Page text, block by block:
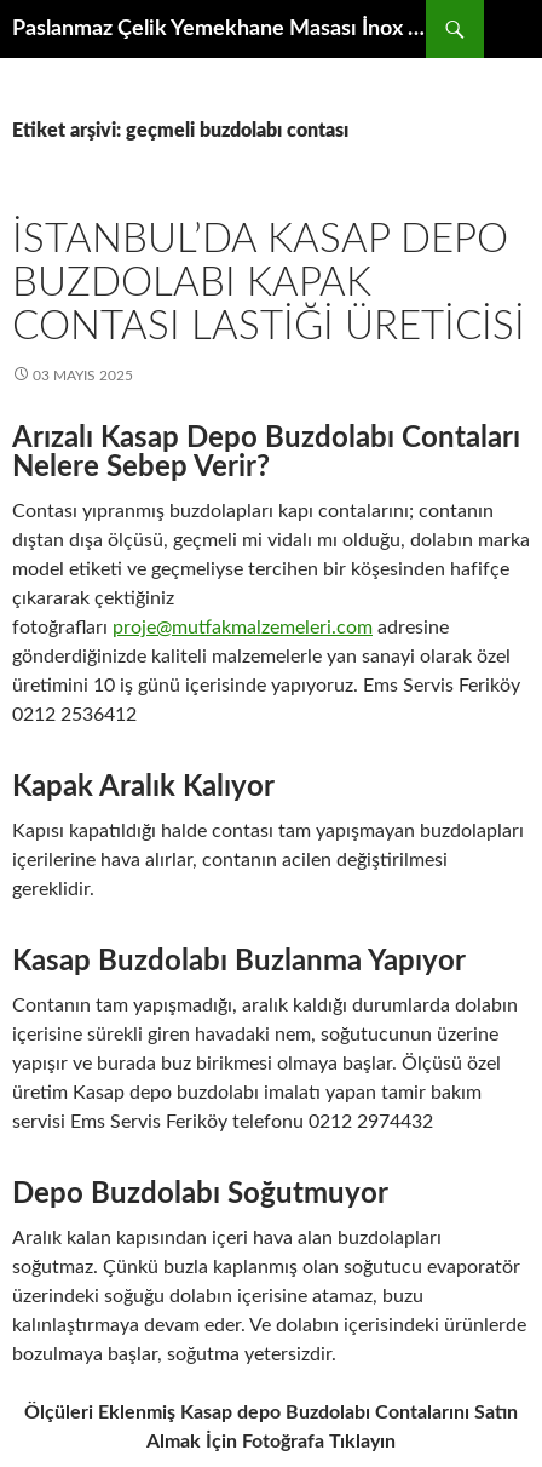
Paslanmaz Çelik Yemekhane Masası İnox Krom Bulaşıkhane Evyesi Tezgahı
Etiket arşivi: geçmeli buzdolabı contası
İSTANBUL’DA KASAP DEPO
BUZDOLABI KAPAK
CONTASI LASTIĞI ÜRETICISI
03 MAYIS 2025
Arızalı Kasap Depo Buzdolabı Contaları
Nelere Sebep Verir?
Contası yıpranmış buzdolapları kapı contalarını; contanın
dıştan dışa ölçüsü, geçmeli mi vidalı mı olduğu, dolabın marka
model etiketi ve geçmeliyse tercihen bir köşesinden hafifçe
çıkararak çektiğiniz
fotoğrafları proje@mutfakmalzemeleri.com adresine
gönderdiğinizde kaliteli malzemelerle yan sanayi olarak özel
üretimini 10 iş günü içerisinde yapıyoruz. Ems Servis Feriköy
0212 2536412
Kapak Aralık Kalıyor
Kapısı kapatıldığı halde contası tam yapışmayan buzdolapları
içerilerine hava alırlar, contanın acilen değiştirilmesi
gereklidir.
Kasap Buzdolabı Buzlanma Yapıyor
Contanın tam yapışmadığı, aralık kaldığı durumlarda dolabın
içerisine sürekli giren havadaki nem, soğutucunun üzerine
yapışır ve burada buz birikmesi olmaya başlar. Ölçüsü özel
üretim Kasap depo buzdolabı imalatı yapan tamir bakım
servisi Ems Servis Feriköy telefonu 0212 2974432
Depo Buzdolabı Soğutmuyor
Aralık kalan kapısından içeri hava alan buzdolapları
soğutmaz. Çünkü buzla kaplanmış olan soğutucu evaporatör
üzerindeki soğuğu dolabın içerisine atamaz, buzu
kalınlaştırmaya devam eder. Ve dolabın içerisindeki ürünlerde
bozulmaya başlar, soğutma yetersizdir.
Ölçüleri Eklenmiş Kasap depo Buzdolabı Contalarını Satın
Almak İçin Fotoğrafa Tıklayın